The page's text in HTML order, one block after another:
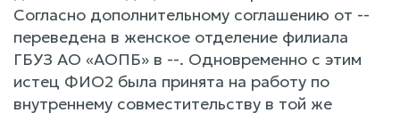
Согласно дополнительному соглашению от --
переведена в женское отделение филиала
ГБУЗ АО «АОПБ» в --. Одновременно с этим
истец ФИО2 была принята на работу по
внутреннему совместительству в той же